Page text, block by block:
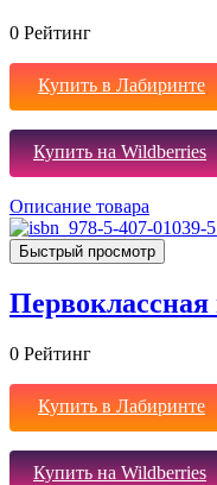
0 Рейтинг
Купить в Лабиринте
Купить на Wildberries
Описание товара
Быстрый просмотр
0 Рейтинг
Купить в Лабиринте
Купить на Wildberries